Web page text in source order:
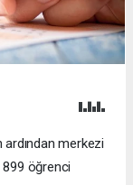
merkezi
öğrenci